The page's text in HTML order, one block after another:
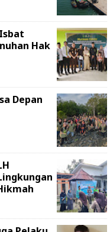
Hak
Depan